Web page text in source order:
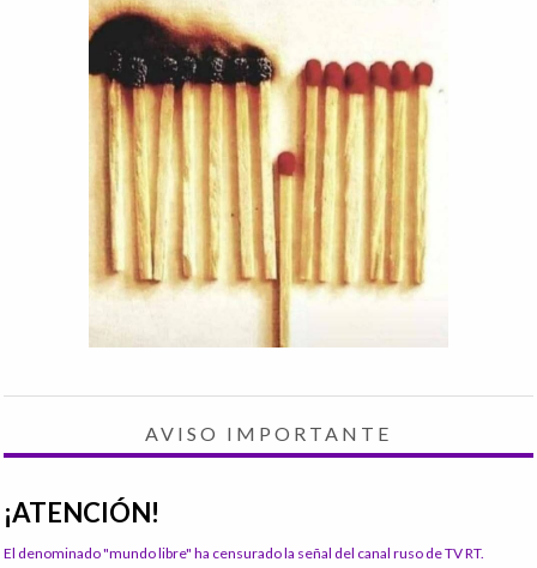
AVISO IMPORTANTE
¡ATENCIÓN!
El denominado "mundo libre" ha censurado la señal del canal ruso de TV RT.